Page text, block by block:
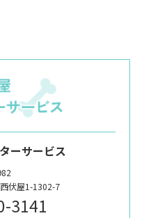
ーサービス
伏屋1-1302-7
3141